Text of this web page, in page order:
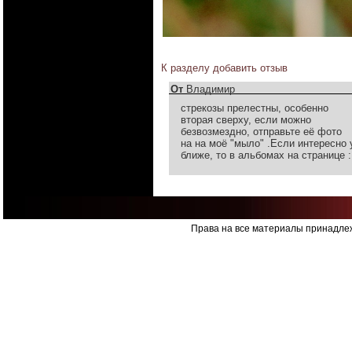
К разделу добавить отзыв
От Владимир
стрекозы прелестны, особенно
вторая сверху, если можно
безвозмездно, отправьте её фото
на на моё "мыло" .Если интересно
ближе, то в альбомах на странице
Права на все материалы